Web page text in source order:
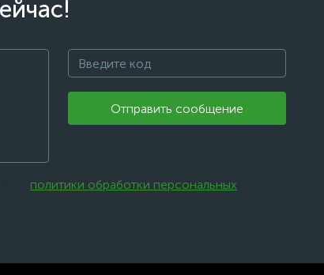
Отправить сообщение
политики обработки персональных